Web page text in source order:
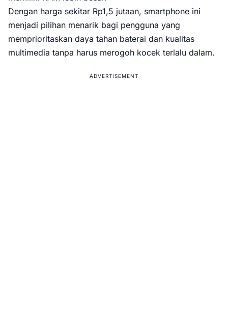
Dengan harga sekitar Rp1,5 jutaan, smartphone ini
menjadi pilihan menarik bagi pengguna yang
memprioritaskan daya tahan baterai dan kualitas
multimedia tanpa harus merogoh kocek terlalu dalam.
ADVERTISEMENT